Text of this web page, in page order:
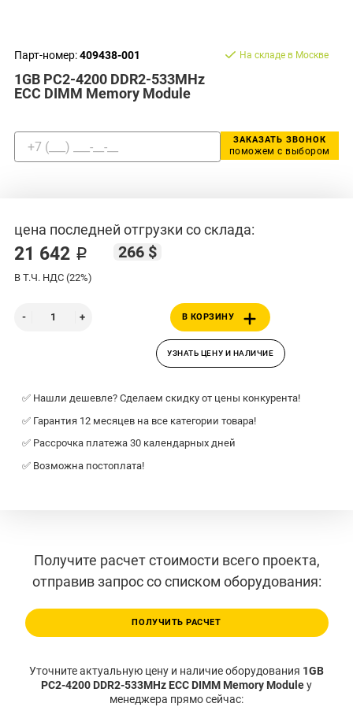
Парт-номер:409438-001
1GB PC2-4200 DDR2-533MHz
ECC DIMM Memory Module
На складе в Москве
ЗАКАЗАТЬ ЗВОНОК
поможем с выбором
цена последней отгрузки со склада:
21 642 ₽ 266 $
В Т.Ч. НДС (22%)
В КОРЗИНУ
УЗНАТЬ ЦЕНУ И НАЛИЧИЕ
✅ Нашли дешевле? Сделаем скидку от цены конкурента!
✅ Гарантия 12 месяцев на все категории товара!
✅ Рассрочка платежа 30 календарных дней
✅ Возможна постоплата!
Получите расчет стоимости всего проекта,
отправив запрос со списком оборудования:
ПОЛУЧИТЬ РАСЧЕТ
Уточните актуальную цену и наличие оборудования 1GB
PC2-4200 DDR2-533MHz ECC DIMM Memory Moduleу
менеджера прямо сейчас: